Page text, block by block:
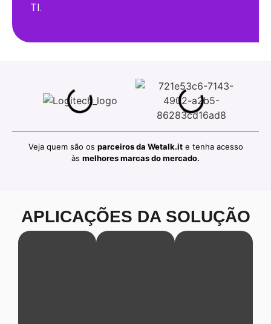
TI.
Veja quem são os parceiros da Wetalk.ite tenha acesso
às melhores marcas do mercado.
APLICAÇÕES DA SOLUÇÃO